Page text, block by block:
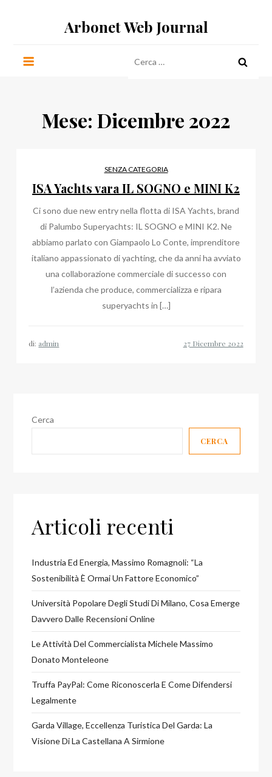
Arbonet Web Journal
per:
Mese: Dicembre 2022
SENZA CATEGORIA
ISA Yachts vara IL SOGNO e MINI K2
Ci sono due new entry nella flotta di ISA Yachts, brand
di Palumbo Superyachts: IL SOGNO e MINI K2. Ne
abbiamo parlato con Giampaolo Lo Conte, imprenditore
italiano appassionato di yachting, che da anni ha avviato
una collaborazione commerciale di successo con
l’azienda che produce, commercializza e ripara
superyachts in […]
di: admin
Cerca
CERCA
Articoli recenti
Industria Ed Energia, Massimo Romagnoli: “la
Sostenibilità È Ormai Un Fattore Economico”
Università Popolare Degli Studi Di Milano, Cosa Emerge
Davvero Dalle Recensioni Online
Le Attività Del Commercialista Michele Massimo
Donato Monteleone
Truffa PayPal: Come Riconoscerla E Come Difendersi
Legalmente
Garda Village, Eccellenza Turistica Del Garda: La
Visione Di La Castellana A Sirmione